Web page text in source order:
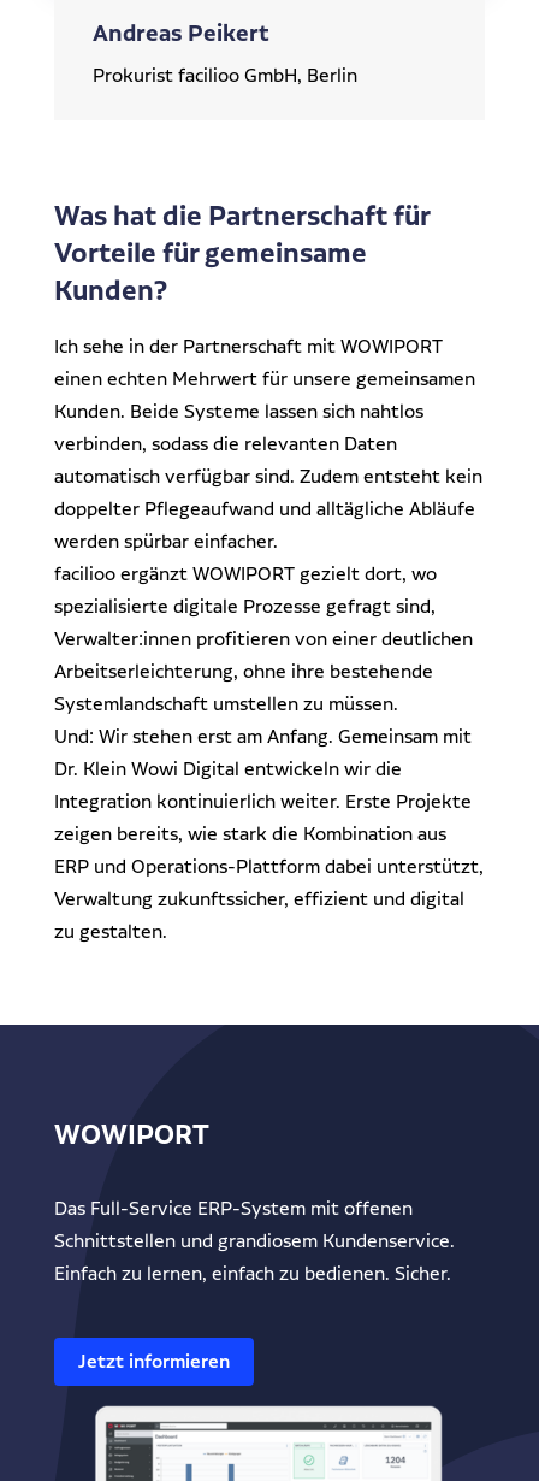
Andreas Peikert
Prokurist facilioo GmbH, Berlin
Was hat die Partnerschaft für
Vorteile für gemeinsame
Kunden?
Ich sehe in der Partnerschaft mit WOWIPORT
einen echten Mehrwert für unsere gemeinsamen
Kunden. Beide Systeme lassen sich nahtlos
verbinden, sodass die relevanten Daten
automatisch verfügbar sind. Zudem entsteht kein
doppelter Pflegeaufwand und alltägliche Abläufe
werden spürbar einfacher.
facilioo ergänzt WOWIPORT gezielt dort, wo
spezialisierte digitale Prozesse gefragt sind,
Verwalter:innen profitieren von einer deutlichen
Arbeitserleichterung, ohne ihre bestehende
Systemlandschaft umstellen zu müssen.
Und: Wir stehen erst am Anfang. Gemeinsam mit
Dr. Klein Wowi Digital entwickeln wir die
Integration kontinuierlich weiter. Erste Projekte
zeigen bereits, wie stark die Kombination aus
ERP und Operations-Plattform dabei unterstützt,
Verwaltung zukunftssicher, effizient und digital
zu gestalten.
WOWIPORT
Das Full-Service ERP-System mit offenen
Schnittstellen und grandiosem Kundenservice.
Einfach zu lernen, einfach zu bedienen. Sicher.
Jetzt informieren